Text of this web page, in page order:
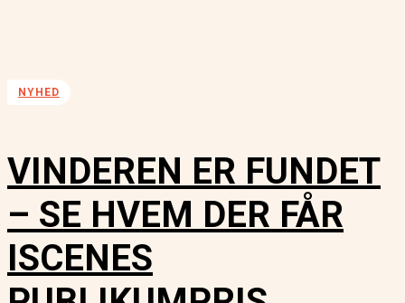
NYHED
VINDEREN ER FUNDET
– SE HVEM DER FÅR
ISCENES